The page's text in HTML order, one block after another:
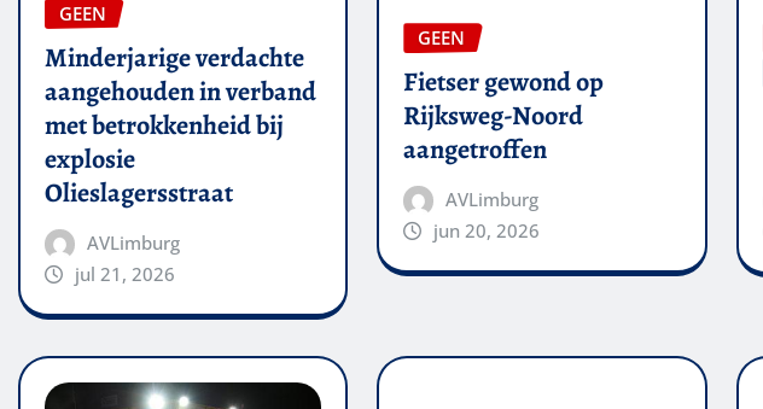
GEEN
Minderjarige verdachte
aangehouden in verband
met betrokkenheid bij
explosie
Olieslagersstraat
AVLimburg
jul 21, 2026
GEEN
Fietser gewond op
Rijksweg-Noord
aangetroffen
AVLimburg
jun 20, 2026